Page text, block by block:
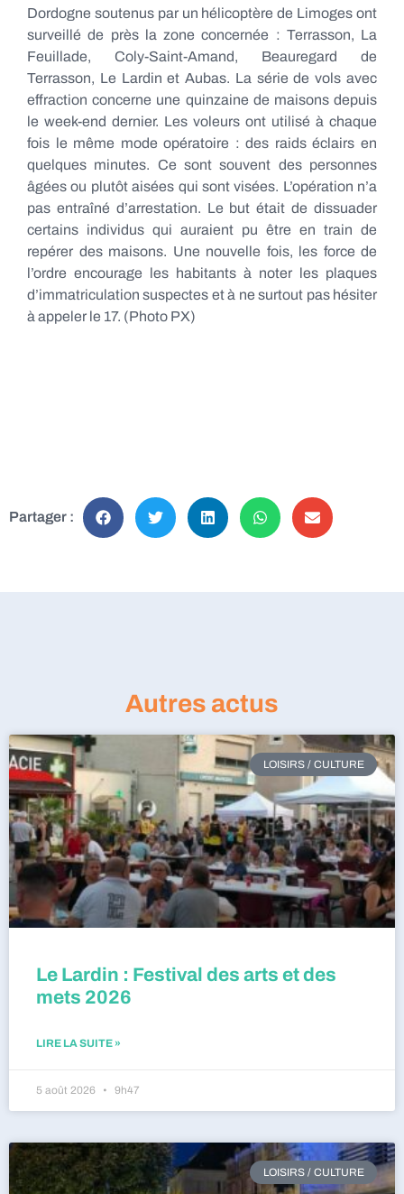
Dordogne soutenus par un hélicoptère de Limoges ont
surveillé de près la zone concernée : Terrasson, La
Feuillade, Coly-Saint-Amand, Beauregard de
Terrasson, Le Lardin et Aubas. La série de vols avec
effraction concerne une quinzaine de maisons depuis
le week-end dernier. Les voleurs ont utilisé à chaque
fois le même mode opératoire : des raids éclairs en
quelques minutes. Ce sont souvent des personnes
âgées ou plutôt aisées qui sont visées. L’opération n’a
pas entraîné d’arrestation. Le but était de dissuader
certains individus qui auraient pu être en train de
repérer des maisons. Une nouvelle fois, les force de
l’ordre encourage les habitants à noter les plaques
d’immatriculation suspectes et à ne surtout pas hésiter
à appeler le 17. (Photo PX)
Partager :
Autres actus
LOISIRS / CULTURE
Le Lardin : Festival des arts et des
mets 2026
LIRE LA SUITE »
5 août 2026 9h47
LOISIRS / CULTURE